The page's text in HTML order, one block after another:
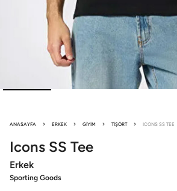
ANASAYFA ERKEK GIYIM TIŞÖRT ICONS SS TEE
Icons SS Tee
Erkek
Sporting Goods